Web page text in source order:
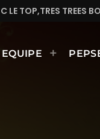
TREES BONNE
EQUIPE